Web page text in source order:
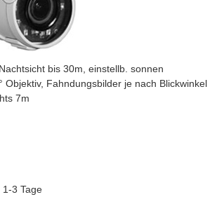
bis 30m, einstellb. sonnen
Objektiv, Fahndungsbilder je nach Blickwinkel
7m
3 Tage